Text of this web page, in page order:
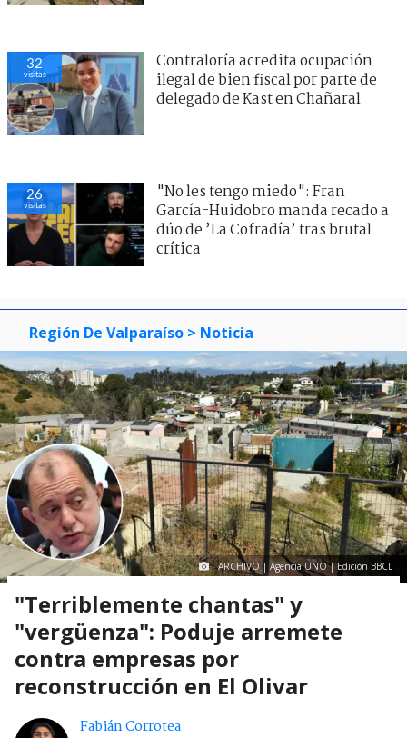
32
visitas
Contraloría acredita ocupación
ilegal de bien fiscal por parte de
delegado de Kast en Chañaral
26
visitas
"No les tengo miedo": Fran
García-Huidobro manda recado a
dúo de ’La Cofradía’ tras brutal
crítica
Región De Valparaíso > Noticia
ARCHIVO | Agencia UNO | Edición BBCL
"Terriblemente chantas" y
"vergüenza": Poduje arremete
contra empresas por
reconstrucción en El Olivar
Fabián Corrotea